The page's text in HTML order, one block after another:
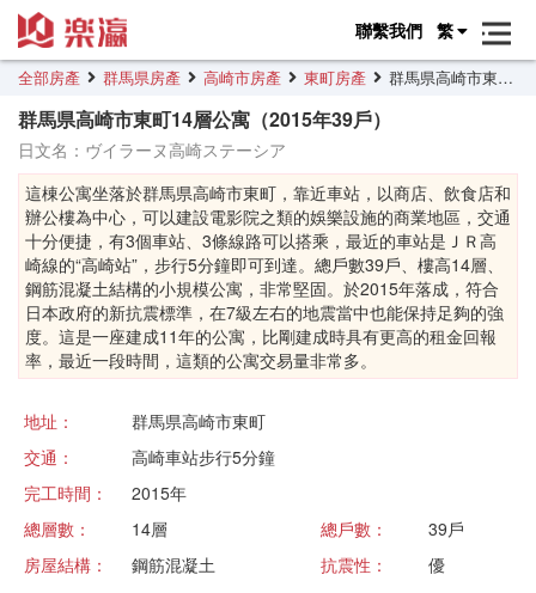
聯繫我們 繁
全部房產 群馬県房產 高崎市房產 東町房產 群馬県高崎市東町14層公寓
群馬県高崎市東町14層公寓（2015年39戶）
日文名：ヴイラーヌ高崎ステーシア
這棟公寓坐落於群馬県高崎市東町，靠近車站，以商店、飲食店和
辦公樓為中心，可以建設電影院之類的娛樂設施的商業地區，交通
十分便捷，有3個車站、3條線路可以搭乘，最近的車站是ＪＲ高
崎線的“高崎站”，步行5分鐘即可到達。總戶數39戶、樓高14層、
鋼筋混凝土結構的小規模公寓，非常堅固。於2015年落成，符合
日本政府的新抗震標準，在7級左右的地震當中也能保持足夠的強
度。這是一座建成11年的公寓，比剛建成時具有更高的租金回報
率，最近一段時間，這類的公寓交易量非常多。
地址：
群馬県高崎市東町
交通：
高崎車站步行5分鐘
完工時間：
2015年
總層數：
14層 總戶數：
39戶
房屋結構：
鋼筋混凝土 抗震性： 優